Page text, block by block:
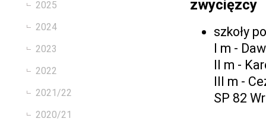
2025
2024
2023
2022
2021/22
2020/21
zwycięzcy
szkoły
I m -
II m -
III m -
SP 82